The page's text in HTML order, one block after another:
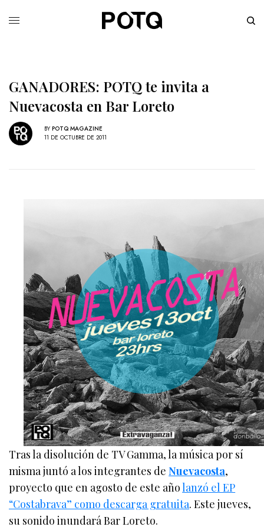
GANADORES: POTQ te invita a
Nuevacosta en Bar Loreto
BY POTQ MAGAZINE
11 DE OCTUBRE DE 2011
Tras la disolución de TV Gamma, la música por sí
misma juntó a los integrantes deNuevacosta,
proyecto que en agosto de este añolanzó el EP
“Costabrava” como descarga gratuita. Este jueves,
su sonido inundará Bar Loreto.